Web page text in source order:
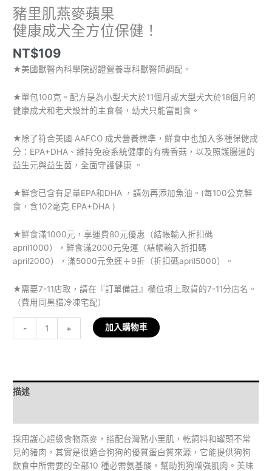
豬里肌燕麥蘋果
健康成犬全方位保健！
NT$109
★美國獸醫內科學院認證營養專科獸醫師調配。
★單包100克。配方是為小型犬大於11個月或大型犬大於18個月的
健康成犬和老犬設計的主食餐，幼犬只能當副食。
★除了符合美國 AAFCO 成犬營養標準，鮮食中也加入多種保健成
分：EPA+DHA、維持免疫系統健康的有機香菇，以及照護腸道的
益生元與益生菌，全面守護健康 。
★鮮食已含有足量EPA和DHA ，請勿再添加魚油。(每100公克鮮
食，含102毫克 EPA+DHA )
★鮮食滿1000元，享運費80元優惠（結帳輸入折扣碼
april1000），鮮食滿2000元免運（結帳輸入折扣碼
april2000），滿5000元免運＋9折（折扣碼april5000）。
★需要7-11店取，請在『訂單備註』欄位填上取貨的7-11分店名。
（費用同黑貓冷凍宅配）
- + 加入購物車
描述
採用護心超級食物燕麥，搭配台灣豬小里肌，乾飼料和罐頭不常
見的豬肉，其實是很適合狗狗的優質蛋白質來源，它能提供狗狗
飲食中所需要的全部10 種必需氨基酸，幫助狗狗增強肌肉。美味